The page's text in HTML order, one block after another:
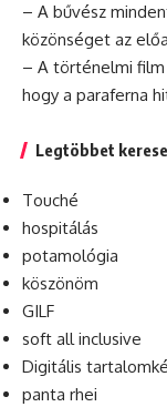
– A bűvész
közönséget az
– A történelmi film
hogy a paraferna
Legtöbbet
Touché
hospitálás
potamológia
köszönöm
GILF
soft all inclusive
Digitális
panta rhei